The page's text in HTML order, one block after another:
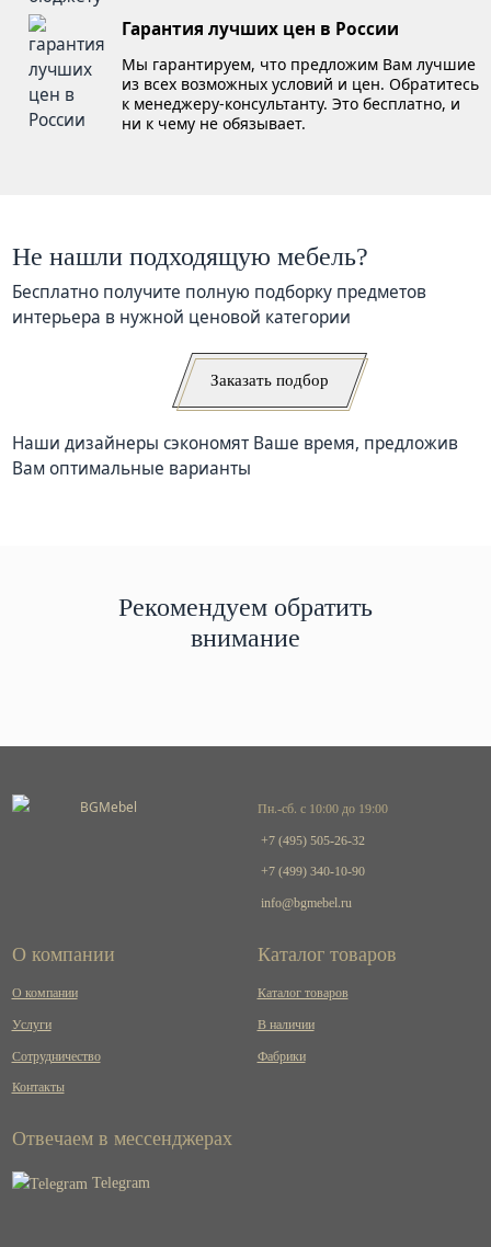
Гарантия лучших цен в России
Мы гарантируем, что предложим Вам лучшие
из всех возможных условий и цен. Обратитесь
к менеджеру-консультанту. Это бесплатно, и
ни к чему не обязывает.
Не нашли подходящую мебель?
Бесплатно получите полную подборку предметов
интерьера в нужной ценовой категории
Заказать подбор
Наши дизайнеры сэкономят Ваше время, предложив
Вам оптимальные варианты
Рекомендуем обратить
внимание
Пн.-сб. с 10:00 до 19:00
+7 (495) 505-26-32
+7 (499) 340-10-90
info@bgmebel.ru
О компании
О компании
Услуги
Сотрудничество
Контакты
Каталог товаров
Каталог товаров
В наличии
Фабрики
Отвечаем в мессенджерах
Telegram